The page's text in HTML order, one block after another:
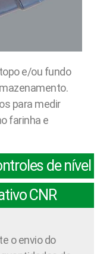
e/ou fundo
para medir
farinha e
de nível
CNR
o envio do